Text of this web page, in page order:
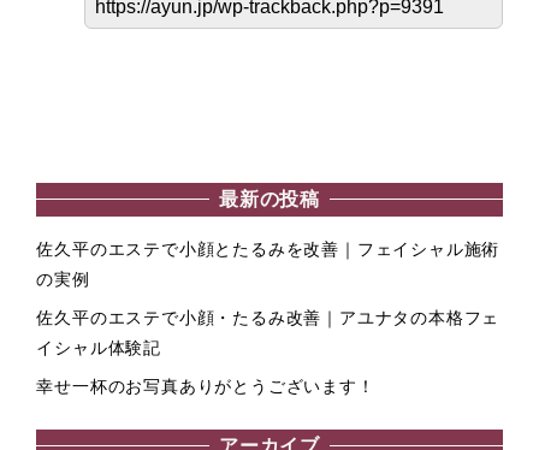
最新の投稿
佐久平のエステで小顔とたるみを改善｜フェイシャル施術
の実例
佐久平のエステで小顔・たるみ改善｜アユナタの本格フェ
イシャル体験記
幸せ一杯のお写真ありがとうございます！
アーカイブ